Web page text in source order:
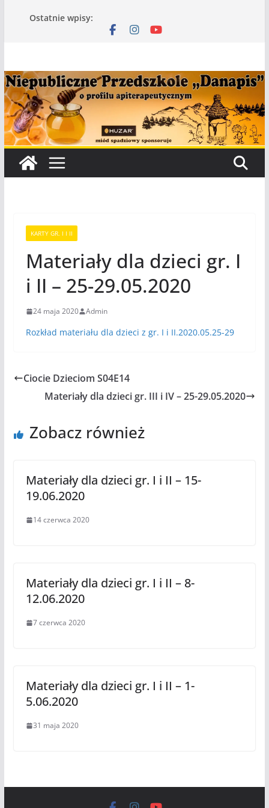
Ostatnie wpisy:
KARTY GR. I I II
Materiały dla dzieci gr. I
i II – 25-29.05.2020
24 maja 2020 Admin
Rozkład materiału dla dzieci z gr. I i II.2020.05.25-29
Ciocie Dzieciom S04E14
Materiały dla dzieci gr. III i IV – 25-29.05.2020
Zobacz również
Materiały dla dzieci gr. I i II – 15-
19.06.2020
14 czerwca 2020
Materiały dla dzieci gr. I i II – 8-
12.06.2020
7 czerwca 2020
Materiały dla dzieci gr. I i II – 1-
5.06.2020
31 maja 2020